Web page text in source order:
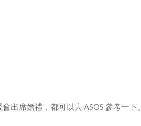
出席婚禮，都可以去 ASOS 參考一下。